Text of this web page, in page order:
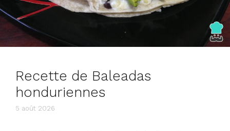
Recette de Baleadas
honduriennes
5 août 2026